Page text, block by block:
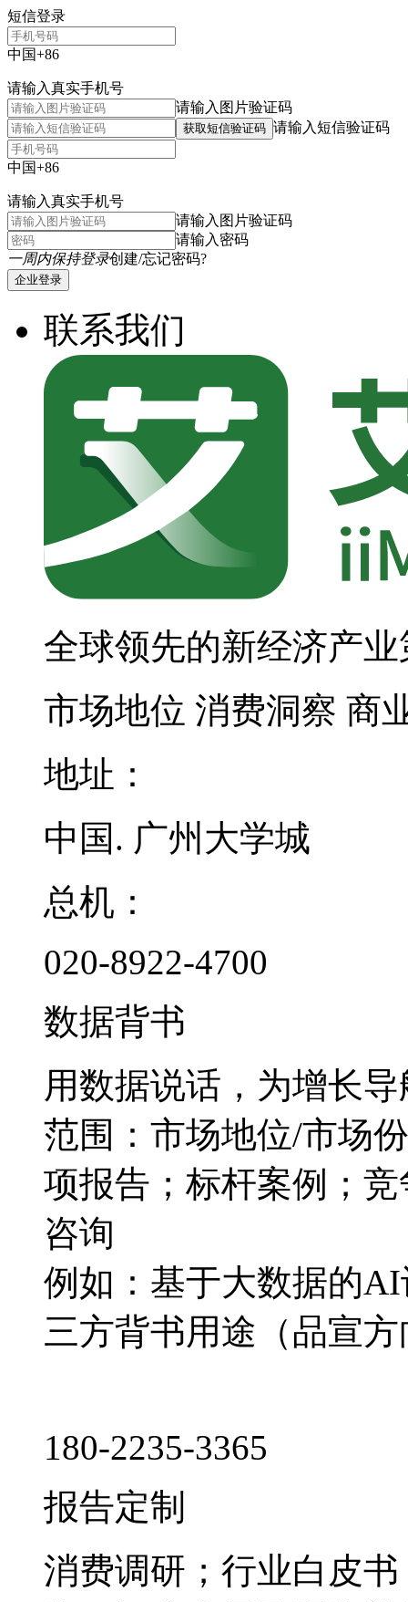
短信登录
中国+86
请输入真实手机号
请输入图片验证码
获取短信验证码 请输入短信验证码
中国+86
请输入真实手机号
请输入图片验证码
请输入密码
一周内保持登录创建/忘记密码?
企业登录
联系我们
全球领先的新经济产
市场地位 消费洞察 商
地址：
中国. 广州大学城
总机：
020-8922-4700
数据背书
用数据说话，为增长导
范围：市场地位/市场
项报告；标杆案例；
咨询
例如：基于大数据的
三方背书用途（品宣
180-2235-3365
报告定制
消费调研；行业白皮